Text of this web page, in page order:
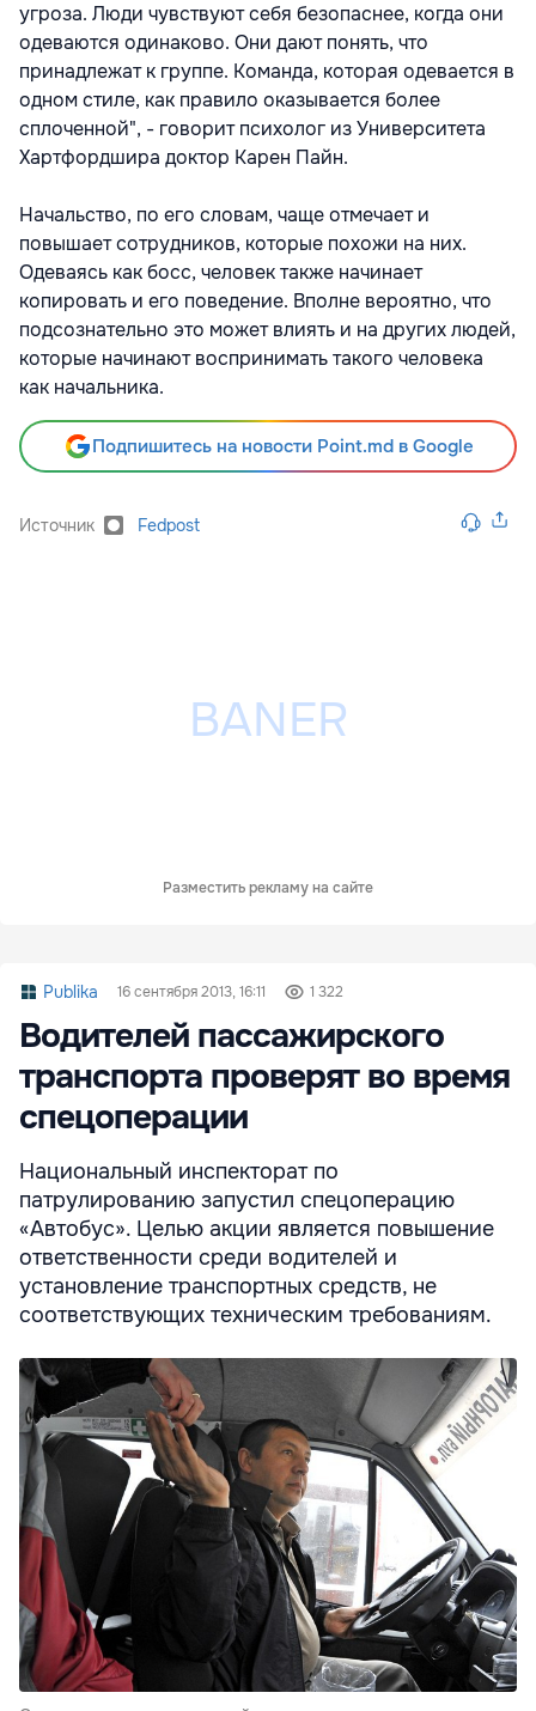
угроза. Люди чувствуют себя безопаснее, когда они
одеваются одинаково. Они дают понять, что
принадлежат к группе. Команда, которая одевается в
одном стиле, как правило оказывается более
сплоченной", - говорит психолог из Университета
Хартфордшира доктор Карен Пайн.
Начальство, по его словам, чаще отмечает и
повышает сотрудников, которые похожи на них.
Одеваясь как босс, человек также начинает
копировать и его поведение. Вполне вероятно, что
подсознательно это может влиять и на других людей,
которые начинают воспринимать такого человека
как начальника.
Подпишитесь на новости Point.md в Google
Источник Fedpost
Разместить рекламу на сайте
Publika 16 сентября 2013, 16:11 1 322
Водителей пассажирского
транспорта проверят во время
спецоперации
Национальный инспекторат по
патрулированию запустил спецоперацию
«Автобус». Целью акции является повышение
ответственности среди водителей и
установление транспортных средств, не
соответствующих техническим требованиям.